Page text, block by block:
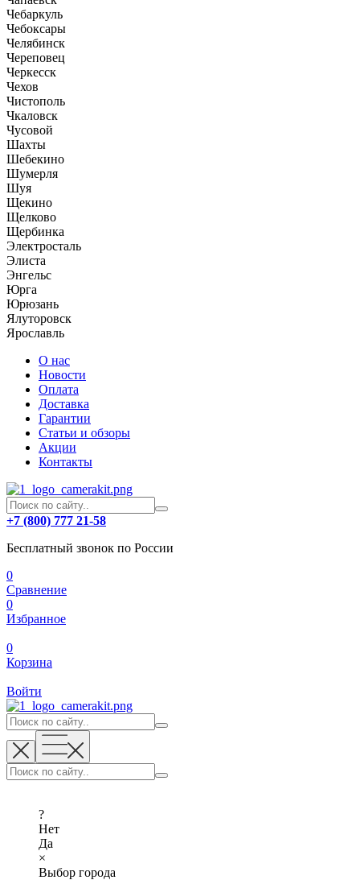
Чебаркуль
Чебоксары
Челябинск
Череповец
Черкесск
Чехов
Чистополь
Чкаловск
Чусовой
Шахты
Шебекино
Шумерля
Шуя
Щекино
Щелково
Щербинка
Электросталь
Элиста
Энгельс
Юрга
Юрюзань
Ялуторовск
Ярославль
О нас
Новости
Оплата
Доставка
Гарантии
Статьи и обзоры
Акции
Контакты
+7 (800) 777 21-58
Бесплатный звонок по России
0
Сравнение
0
Избранное
0
Корзина
Войти
?
Нет
Да
×
Выбор города